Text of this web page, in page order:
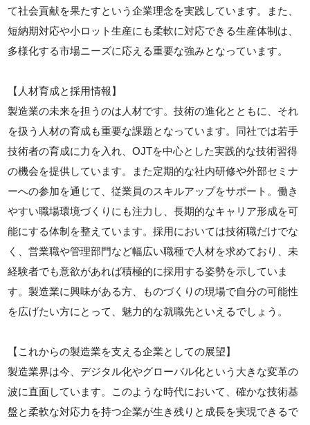
て社会貢献を果たすという企業理念を実践しています。また、
短納期対応や小ロット生産にも柔軟に対応できる生産体制は、
多様化する市場ニーズに応える重要な強みとなっています。
【人材育成と採用情報】
製造業の未来を担うのは人材です。技術の進化とともに、それ
を扱う人材の育成も重要な課題となっています。同社では若手
技術者の育成に力を入れ、OJTを中心とした実践的な技術習得
の機会を提供しています。また定期的な社内研修や外部セミナ
ーへの参加を通じて、従業員のスキルアップをサポート。働き
やすい職場環境づくりにも注力し、長期的なキャリア形成を可
能にする体制を整えています。採用においては技術職だけでな
く、営業職や管理部門など幅広い職種で人材を求めており、未
経験者でも意欲があれば積極的に採用する姿勢を示していま
す。製造業に興味がある方、ものづくりの現場で自分の可能性
を広げたい方にとって、魅力的な就職先といえるでしょう。
【これからの製造業を支える企業としての展望】
製造業界は今、デジタル化やグローバル化という大きな変革の
波に直面しています。このような時代において、確かな技術基
盤と柔軟な対応力を持つ企業が生き残りと成長を実現できるで